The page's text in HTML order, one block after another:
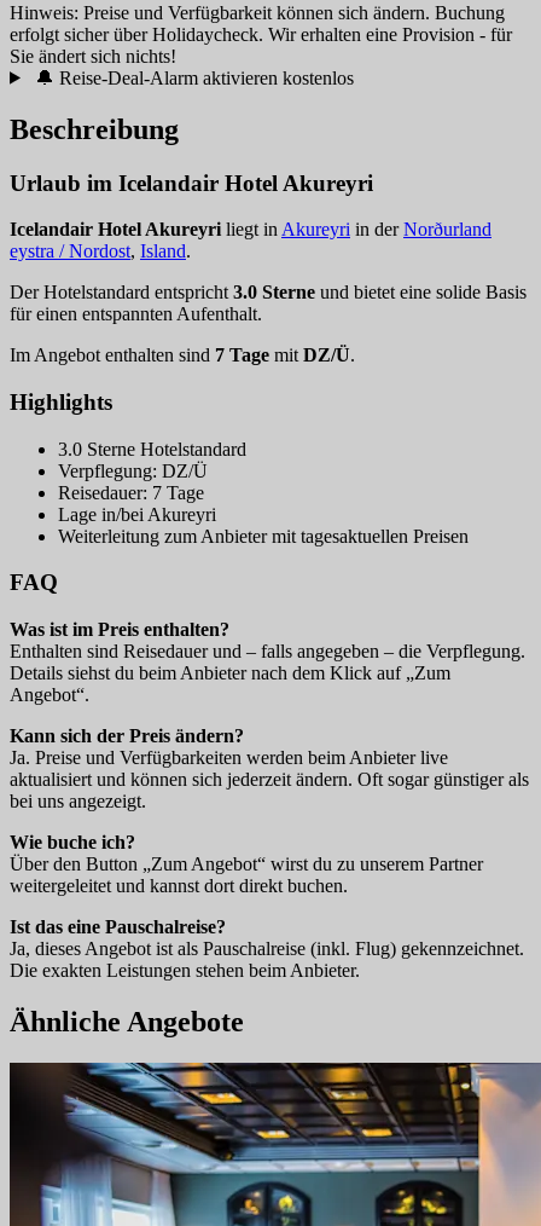
Hinweis: Preise und Verfügbarkeit können sich ändern. Buchung
erfolgt sicher über Holidaycheck. Wir erhalten eine Provision - für
Sie ändert sich nichts!
🔔 Reise-Deal-Alarm aktivieren kostenlos
Beschreibung
Urlaub im Icelandair Hotel Akureyri
Icelandair Hotel Akureyri liegt in Akureyri in derNorðurland
eystra / Nordost, Island.
Der Hotelstandard entspricht 3.0 Sterne und bietet eine solide Basis
für einen entspannten Aufenthalt.
Im Angebot enthalten sind 7 Tage mit DZ/Ü.
Highlights
3.0 Sterne Hotelstandard
Verpflegung: DZ/Ü
Reisedauer: 7 Tage
Lage in/bei Akureyri
Weiterleitung zum Anbieter mit tagesaktuellen Preisen
FAQ
Was ist im Preis enthalten?
Enthalten sind Reisedauer und – falls angegeben – die Verpflegung.
Details siehst du beim Anbieter nach dem Klick auf „Zum
Angebot“.
Kann sich der Preis ändern?
Ja. Preise und Verfügbarkeiten werden beim Anbieter live
aktualisiert und können sich jederzeit ändern. Oft sogar günstiger als
bei uns angezeigt.
Wie buche ich?
Über den Button „Zum Angebot“ wirst du zu unserem Partner
weitergeleitet und kannst dort direkt buchen.
Ist das eine Pauschalreise?
Ja, dieses Angebot ist als Pauschalreise (inkl. Flug) gekennzeichnet.
Die exakten Leistungen stehen beim Anbieter.
Ähnliche Angebote